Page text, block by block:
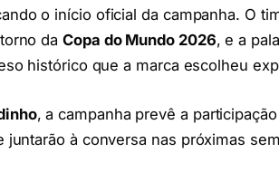
o início oficial da campanha. O
daCopa do Mundo 2026, e a
histórico que a marca escolheu
, a campanha prevê a
juntarão à conversa nas próximas